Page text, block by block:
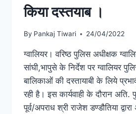
किया दस्तयाब ।
By Pankaj Tiwari 24/04/2022
ग्वालियर। वरिष्ठ पुलिस अधीक्षक
सांघी,भापुसे के निर्देश पर ग्वालियर
बालिकाओं की दस्तायाबी के लिये
रही है। इस कार्यवाही के दौरान
पूर्व/अपराध श्री राजेश डण्डौतिया